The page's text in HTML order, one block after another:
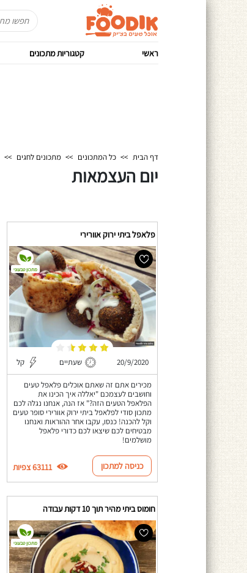
ראשי קטגוריות מתכונים
דף הבית >> כל המתכונים >> מתכונים לחגים >>
יום העצמאות
פלאפל ביתי ירוק אוורירי
20/9/2020 שעתיים קל
מכירים אתם זה שאתם אוכלים פלאפל טעים
וחושבים לעצמכם "יאללה איך הכינו את
הפלאפל הטעים הזה?" אז הנה, אנחנו נגלה לכם
מתכון סודי לפלאפל ביתי ירוק אוורירי סופר טעים
וקל להכנה! כנסו, עקבו אחר ההוראות ואנחנו
מבטיחים לכם שיצאו לכם כדורי פלאפל
מושלמים!
מתכון טבעוני
כניסה למתכון 63111 צפיות
חומוס ביתי מהיר תוך 10 דקות עבודה
מתכון טבעוני